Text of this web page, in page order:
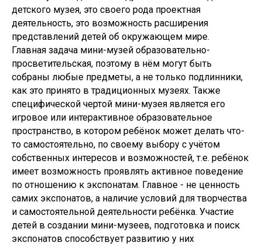
детского музея, это своего рода проектная
деятельность, это возможность расширения
представлений детей об окружающем мире.
Главная задача мини-музей образовательно-
просветительская, поэтому в нём могут быть
собраны любые предметы, а не только подлинники,
как это принято в традиционных музеях. Также
специфической чертой мини-музея является его
игровое или интерактивное образовательное
пространство, в котором ребёнок может делать что-
то самостоятельно, по своему выбору с учётом
собственных интересов и возможностей, т.е. ребёнок
имеет возможность проявлять активное поведение
по отношению к экспонатам. Главное - не ценность
самих экспонатов, а наличие условий для творчества
и самостоятельной деятельности ребёнка. Участие
детей в создании мини-музеев, подготовка и поиск
экспонатов способствует развитию у них